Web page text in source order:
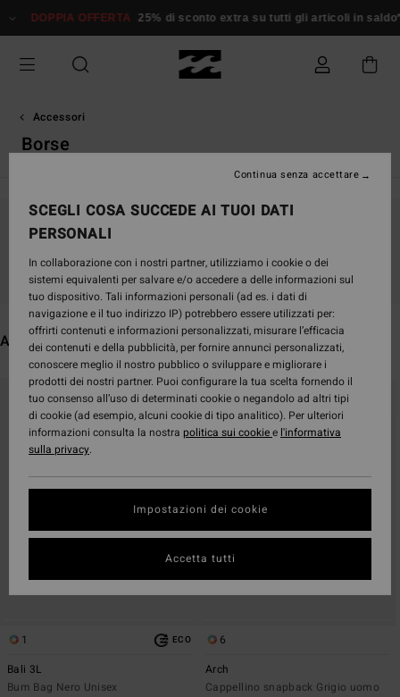
alla
griglie
prodotti
25% di sconto extra su tutti gli articoli in saldo* Donna
Accessori
Borse
Continua a seguirci, i prodotti che cerchi
presto saranno di nuovo disponibili
Altri articoli che potrebbero piacerti
criteri
ricerca
visualizza
ordine
1 ECO
Bali 3L
Bum Bag Nero Unisex
6
Arch
Cappellino snapback Grigio uomo
SCEGLI COSA SUCCEDE AI TUOI DATI
PERSONALI
In collaborazione con i nostri partner, utilizziamo i cookie o dei
sistemi equivalenti per salvare e/o accedere a delle informazioni sul
tuo dispositivo. Tali informazioni personali (ad es. i dati di
navigazione e il tuo indirizzo IP) potrebbero essere utilizzati per:
offrirti contenuti e informazioni personalizzati, misurare l’efficacia
dei contenuti e della pubblicità, per fornire annunci personalizzati,
conoscere meglio il nostro pubblico o sviluppare e migliorare i
prodotti dei nostri partner. Puoi configurare la tua scelta fornendo il
tuo consenso all’uso di determinati cookie o negandolo ad altri tipi
di cookie (ad esempio, alcuni cookie di tipo analitico). Per ulteriori
informazioni consulta la nostra politica sui cookiee l'informativa
sulla privacy.
Impostazioni dei cookie
Continua senza accettare
Accetta tutti